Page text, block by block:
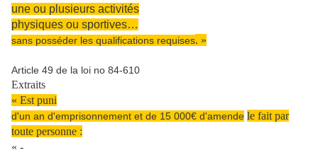
une ou plusieurs activités
physiques ou sportives…
sans posséder les qualifications requises. »
Article 49 de la loi no 84-610
Extraits
« Est puni
d'un an d'emprisonnement et de 15 000€ d'amende le fait par
toute personne :
« -